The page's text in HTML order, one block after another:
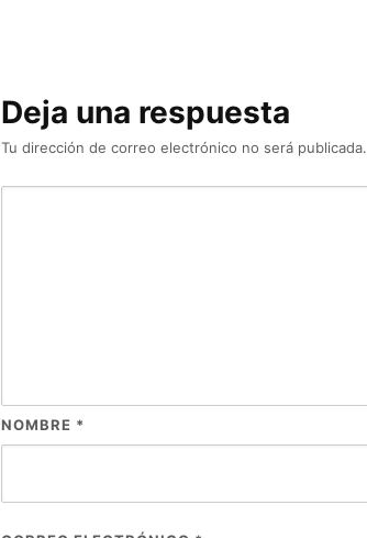
Deja una respuesta
Tu dirección de correo electrónico no será publicada.
NOMBRE *